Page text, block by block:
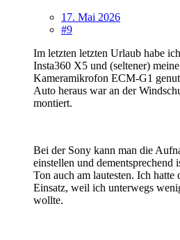
17. Mai 2026
#9
Im letzten letzten Urlaub habe
Insta360 X5 und (seltener)
Kameramikrofon ECM-G1
Auto heraus war an der
montiert.
Bei der Sony kann man die
einstellen und dementsprechend
Ton auch am lautesten. Ich hatte
Einsatz, weil ich unterwegs
wollte.